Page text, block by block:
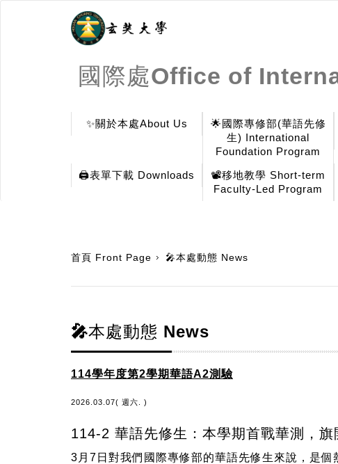
國際處Office of
✨關於本處About Us
🌟國際專修部(華語先修
生) International
Foundation Program
🖨️表單下載 Downloads
📽️移地教學 Short-term
Faculty-Led Program
首頁 Front Page 🎤本處動態 News
🎤本處動態 News
114學年度第2學期華語A2測驗
2026.03.07( 週六. )
114-2 華語先修生：本學期首戰華測，旗
3月7日對我們國際專修部的華語先修生來說，是